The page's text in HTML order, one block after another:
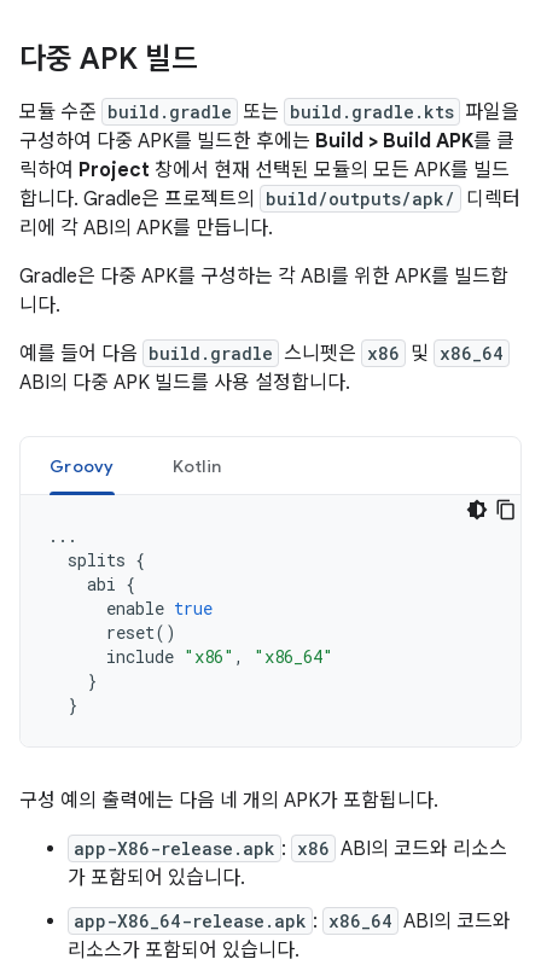
다중 APK 빌드
모듈 수준 build.gradle 또는 build.gradle.kts 파일을
구성하여 다중 APK를 빌드한 후에는 Build > Build APK를 클
릭하여 Project 창에서 현재 선택된 모듈의 모든 APK를 빌드
합니다. Gradle은 프로젝트의
build/outputs/apk/
디렉터
리에 각 ABI의 APK를 만듭니다.
Gradle은 다중 APK를 구성하는 각 ABI를 위한 APK를 빌드합
니다.
예를 들어 다음 build.gradle 스니펫은 x86 및 x86_64
ABI의 다중 APK 빌드를 사용 설정합니다.
Groovy Kotlin
...
splits {
abi {
enable true
reset()
include "x86" ,
"x86_64"
}
}
구성 예의 출력에는 다음 네 개의 APK가 포함됩니다.
app-X86-release.apk : x86 ABI의 코드와 리소스
가 포함되어 있습니다.
app-X86_64-release.apk : x86_64 ABI의 코드와
리소스가 포함되어 있습니다.